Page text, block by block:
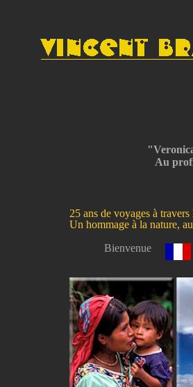
25 ans de voyages à
Un hommage à la nature,
Bienvenue
Au